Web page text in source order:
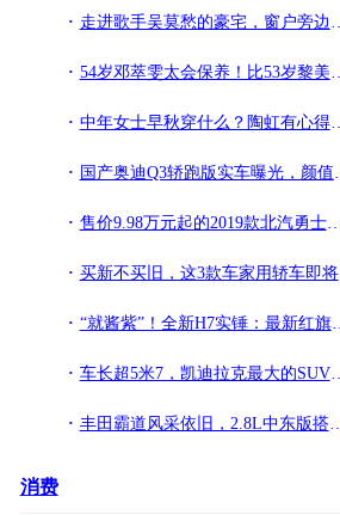
走进歌手吴莫愁的豪宅，窗户旁边就是浴缸，装修理念有点太超前了
54岁邓萃雯太会保养！比53岁黎美娴还显嫩，又美又有气质感
中年女士早秋穿什么？陶虹有心得，衬衫配半身裙优雅甜美，很减龄
国产奥迪Q3轿跑版实车曝光，颜值不输Q8，有望4月上市
售价9.98万元起的2019款北汽勇士，配置丰富
买新不买旧，这3款车家用轿车即将换代，值得一等
“就酱紫”！全新H7实锤：最新红旗家族设计第一款量产车就酱紫
车长超5米7，凯迪拉克最大的SUV亮相，配空气悬架，马力426匹
丰田霸道风采依旧，2.8L中东版搭载柴油动力，越野性能极强
消费